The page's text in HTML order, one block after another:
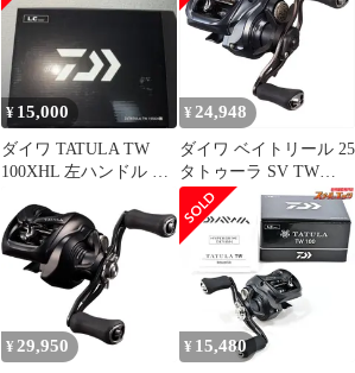
¥ 15,000
ダイワ TATULA TW
100XHL 左ハンドル 開
¥ 24,948
ダイワ ベイトリール 25
タトゥーラ SV TW
100XHL(左)
¥ 29,950 ¥ 15,480